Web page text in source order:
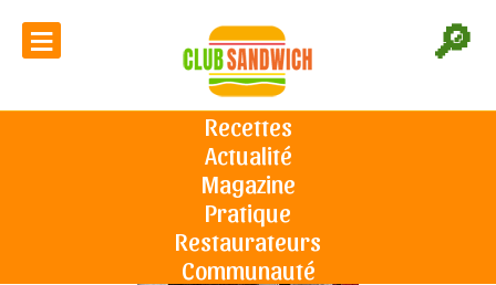
🔎
≡
Recettes
Actualité
Magazine
Pratique
Restaurateurs
Communauté
L'actu du sandwich Record du plus gros hamburger
Record du plus gros hamburger
Le 22/09/2009